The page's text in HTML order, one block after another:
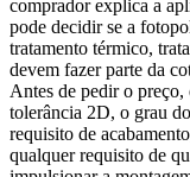
comprador explica a
pode decidir se a
tratamento térmico,
devem fazer parte da
Antes de pedir o
tolerância 2D, o grau
requisito de
qualquer requisito de